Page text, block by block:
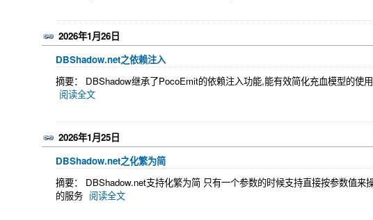
2026年1月26日
DBShadow.net之依赖注入
摘要： DBShadow继承了PocoEmit的依赖注入功能,能有效简化充血模型的
阅读全文
2026年1月25日
DBShadow.net之化繁为简
摘要： DBShadow.net支持化繁为简 只有一个参数的时候支持直接按参数值
的服务 阅读全文